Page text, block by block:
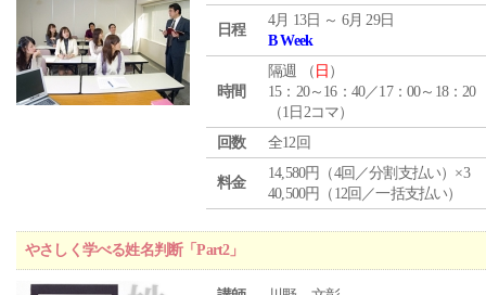
日程
4月 13日 ～ 6月 29日
B Week
時間
隔週 （ 日 ）
15：20～16：40／17：00～18：20
（1日2コマ）
回数
全12回
料金
14,580円（4回／分割支払い）×3
40,500円（12回／一括支払い）
やさしく学べる姓名判断「Part2」